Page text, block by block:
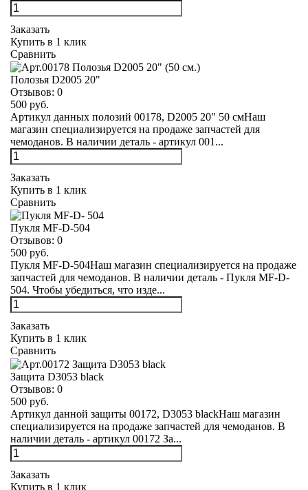
Заказать
Купить в 1 клик
Сравнить
Полозья D2005 20"
Отзывов: 0
500 руб.
Артикул данных полозий 00178, D2005 20" 50 смНаш
магазин специализируется на продаже запчастей для
чемоданов. В наличии деталь - артикул 001...
Заказать
Купить в 1 клик
Сравнить
Пукля MF-D-504
Отзывов: 0
500 руб.
Пукля MF-D-504Наш магазин специализируется на продаже
запчастей для чемоданов. В наличии деталь - Пукля MF-D-
504. Чтобы убедиться, что изде...
Заказать
Купить в 1 клик
Сравнить
Защита D3053 black
Отзывов: 0
500 руб.
Артикул данной защиты 00172, D3053 blackНаш магазин
специализируется на продаже запчастей для чемоданов. В
наличии деталь - артикул 00172 За...
Заказать
Купить в 1 клик